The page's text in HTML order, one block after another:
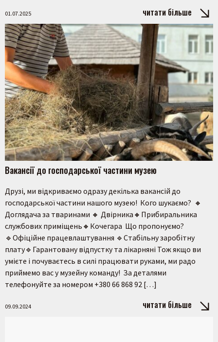
Пошук на сайті
Шукати
01.07.2025 читати більше
Вакансії до господарської частини музею
Друзі, ми відкриваємо одразу декілька вакансій до
господарської частини нашого музею! Кого шукаємо? 🔸
Доглядача за тваринами 🔸 Двірника🔸Прибиральника
службових приміщень🔸Кочегара Що пропонуємо?
🔹Офіційне працевлаштування 🔹Стабільну заробітну
плату🔹Гарантовану відпустку та лікарняні Тож якщо ви
умієте і почуваєтесь в силі працювати руками, ми радо
приймемо вас у музейну команду! За деталями
телефонуйте за номером +380 66 868 92 […]
09.09.2024 читати більше